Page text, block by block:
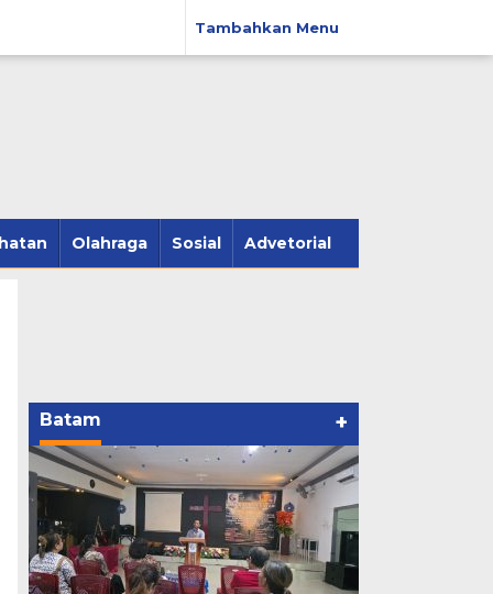
Tambahkan Menu
Olahraga Sosial Advetorial
Batam +